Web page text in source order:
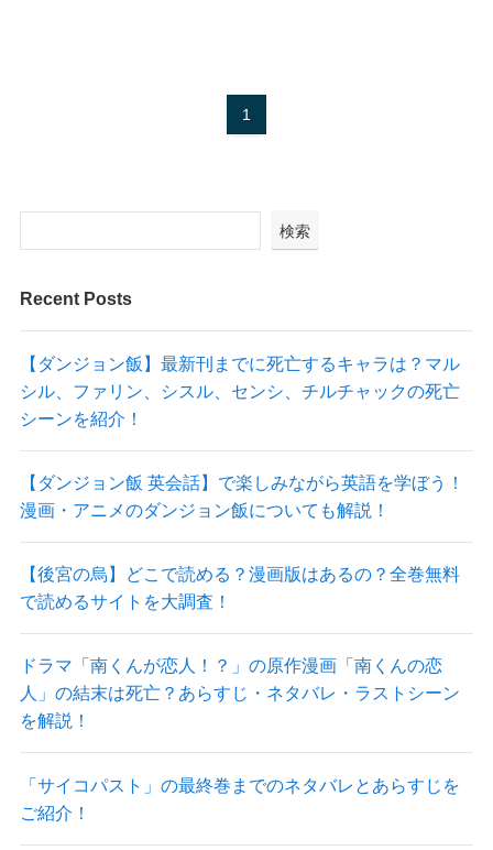
1
検索
Recent Posts
【ダンジョン飯】最新刊までに死亡するキャラは？マル
シル、ファリン、シスル、センシ、チルチャックの死亡
シーンを紹介！
【ダンジョン飯 英会話】で楽しみながら英語を学ぼう！
漫画・アニメのダンジョン飯についても解説！
【後宮の烏】どこで読める？漫画版はあるの？全巻無料
で読めるサイトを大調査！
ドラマ「南くんが恋人！？」の原作漫画「南くんの恋
人」の結末は死亡？あらすじ・ネタバレ・ラストシーン
を解説！
「サイコパスト」の最終巻までのネタバレとあらすじを
ご紹介！